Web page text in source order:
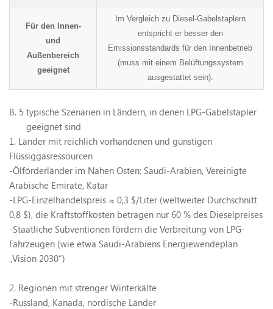
Für den Innen-
und
Außenbereich
geeignet
Im Vergleich zu Diesel-Gabelstaplern
entspricht er besser den
Emissionsstandards für den Innenbetrieb
(muss mit einem Belüftungssystem
ausgestattet sein).
B. 5 typische Szenarien in Ländern, in denen LPG-Gabelstapler
geeignet sind
1. Länder mit reichlich vorhandenen und günstigen
Flüssiggasressourcen
-Ölförderländer im Nahen Osten: Saudi-Arabien, Vereinigte
Arabische Emirate, Katar
-LPG-Einzelhandelspreis ≈ 0,3 $/Liter (weltweiter Durchschnitt
0,8 $), die Kraftstoffkosten betragen nur 60 % des Dieselpreises
-Staatliche Subventionen fördern die Verbreitung von LPG-
Fahrzeugen (wie etwa Saudi-Arabiens Energiewendeplan
„Vision 2030“)
2. Regionen mit strenger Winterkälte
-Russland, Kanada, nordische Länder